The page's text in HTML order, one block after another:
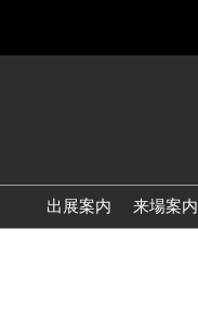
出展案内
来場案内